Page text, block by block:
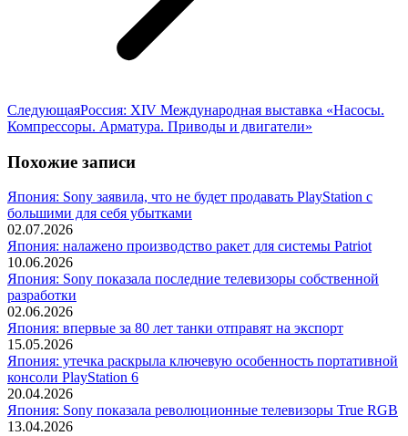
СледующаяСледующая
запись:
Россия: XIV Международная выставка «Насосы.
Компрессоры. Арматура. Приводы и двигатели»
Похожие записи
Япония: Sony заявила, что не будет продавать PlayStation с
большими для себя убытками
02.07.2026
Япония: налажено производство ракет для системы Patriot
10.06.2026
Япония: Sony показала последние телевизоры собственной
разработки
02.06.2026
Япония: впервые за 80 лет танки отправят на экспорт
15.05.2026
Япония: утечка раскрыла ключевую особенность портативной
консоли PlayStation 6
20.04.2026
Япония: Sony показала революционные телевизоры True RGB
13.04.2026